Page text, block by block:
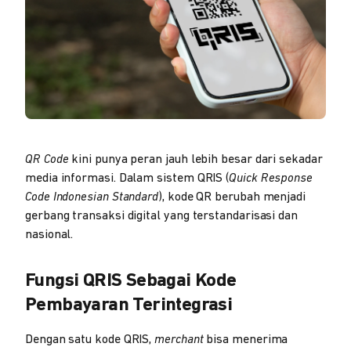
QR Code kini punya peran jauh lebih besar dari sekadar
media informasi. Dalam sistem QRIS (Quick Response
Code Indonesian Standard), kode QR berubah menjadi
gerbang transaksi digital yang terstandarisasi dan
nasional.
Fungsi QRIS Sebagai Kode
Pembayaran Terintegrasi
Dengan satu kode QRIS,merchant bisa menerima